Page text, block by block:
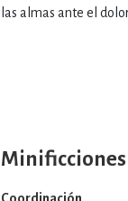
las almas ante el
Coordinación